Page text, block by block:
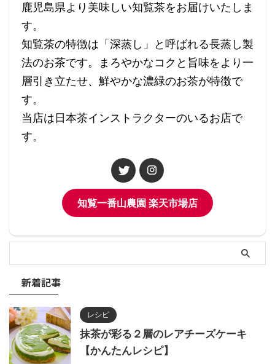
鹿児島県より美味しい知覧茶をお届けいたしま
す。
知覧茶の特徴は「深蒸し」と呼ばれる長蒸し製
法のお茶です。まろやかなコクと旨味をより一
層引き立たせ、鮮やかな濃緑のお茶が特徴で
す。
当店は日本茶インストラクターのいるお店で
す。
知覧一番山農園 楽天市場店
新着記事
レシピ
抹茶が彩る２層のレアチーズケーキ
【かんたんレシピ】